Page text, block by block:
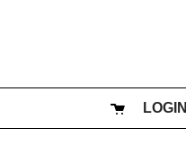
LOGIN